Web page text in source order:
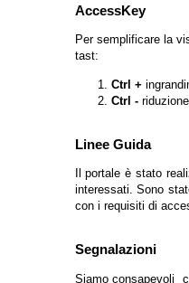
AccessKey
Per semplificare la
tast:
Ctrl +
Ctrl -riduzione
Linee Guida
Il portale è stato
interessati. Sono
con i requisiti di
Segnalazioni
Siamo consapevoli